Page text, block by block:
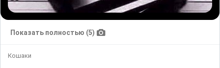
Показать полностью (5)
Кошаки